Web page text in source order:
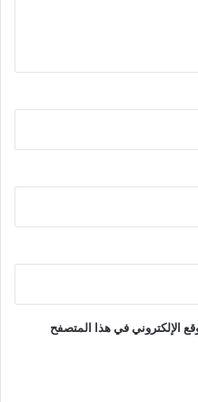
الإلكتروني في هذا المتصفح